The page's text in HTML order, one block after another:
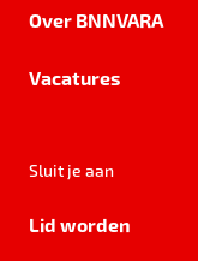
Over BNNVARA
Vacatures
Sluit je aan
Lid worden